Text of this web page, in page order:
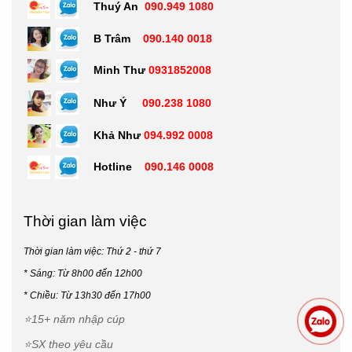
cao. Thân cúp pha lê được cắt gọt mài góc tỉ mỉ, kết hợp
công nghệ in UV hoặc khắc laser hình quả bóng Pickleball lỗ
đặc trưng. Rất phù hợp trao giải Đơn nam, Đơn nữ hoặc Đôi
nam nữ xuất sắc.
Thuý An 090.949 1080
B Trâm 090.140 0018
Minh Thư 0931852008
Như Ý 090.238 1080
Khả Như 094.992 0008
Hotline 090.146 0008
Thời gian làm việc
Thời gian làm việc: Thứ 2 - thứ 7
* Sáng: Từ 8h00 đến 12h00
* Chiều: Từ 13h30 đến 17h00
⭐15+ năm nhập cúp
⭐SX theo yêu cầu